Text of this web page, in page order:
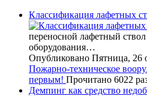
Классификация лафетных
переносной лафетный
оборудования…
Опубликовано Пятница, 26
Пожарно-техническое
первым! Прочитано 6022
Демпинг как средство